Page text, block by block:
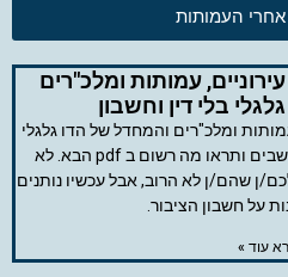
העמותות
עמותות ומלכ"רים
בלי דין וחשבון
ומלכ"רים והמחדל של הדו גלגלי
בלי דין וחשבון עשו יד 1 נגד התושבים ותראו מה רשום ב pdf הבא. לא
ן שהם/ן לא הרוב, אבל עכשיו נותנים
על חשבון הציבור.
עוד »